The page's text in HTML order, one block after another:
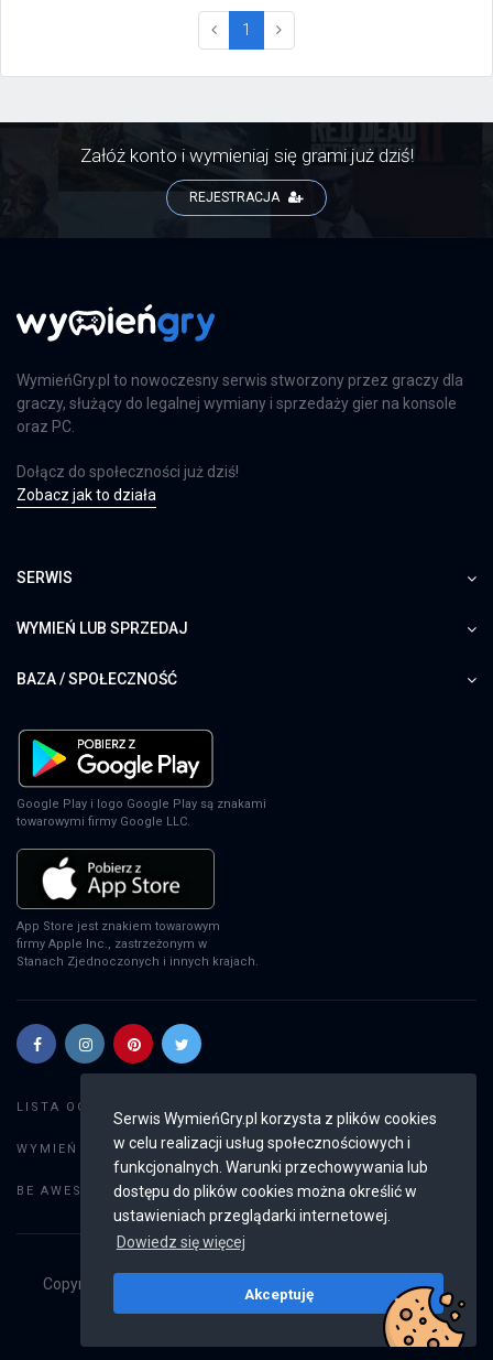
Serwis WymieńGry.pl korzysta z plików cookies
w celu realizacji usług społecznościowych i
funkcjonalnych. Warunki przechowywania lub
dostępu do plików cookies można określić w
ustawieniach przeglądarki internetowej.
Dowiedz się więcej
Akceptuję
1 (current)
Załóż konto i wymieniaj się grami już dziś!
REJESTRACJA
WymieńGry.pl to nowoczesny serwis stworzony przez graczy dla
graczy, służący do legalnej wymiany i sprzedaży gier na konsole
oraz PC.
Dołącz do społeczności już dziś!
Zobacz jak to działa
SERWIS
WYMIEŃ LUB SPRZEDAJ
BAZA / SPOŁECZNOŚĆ
Google Play i logo Google Play są znakami
towarowymi firmy Google LLC.
App Store jest znakiem towarowym
firmy Apple Inc., zastrzeżonym w
Stanach Zjednoczonych i innych krajach.
LISTA OGŁOSZEŃ:
WYMIEŃ GRY: Dodaj ogłoszenie
BE AWESOME: Weryfikacja konta
Copyright © 2019 - 2026
Wszystkie prawa
v2.8.4